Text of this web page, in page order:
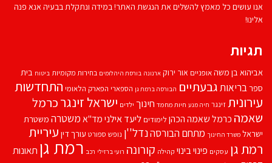
אנו עושים כל מאמץ להשלים את הנגשת האתר! במידה ונתקלת בבעיה אנא פנה
אלינו!
תגיות
אביהוא בן משהאופניים אור ירוק ארנונה בורסת היהלומים בחירות מקומיות ביטוח בית
ספרבריאותגבעתיים הבורסה ברמת גן הספארי הפארק הלאומי התחדשות
עירוניתזינגר חיה מנע חיות מחמד חינוך ילדים ישראל זינגרכרמל
שאמה כרמל שאמה הכהן לימודים ליעד אילנימד''אמשטרה משטרת
ישראל משרד החינוך מתחם הבורסהנדל''ן נופש ספורט עורך דין עיריית
רמת גן עסקים פינוי בינוי קהילה קורונה רועי ברזילי רכב רמת גן תאונות